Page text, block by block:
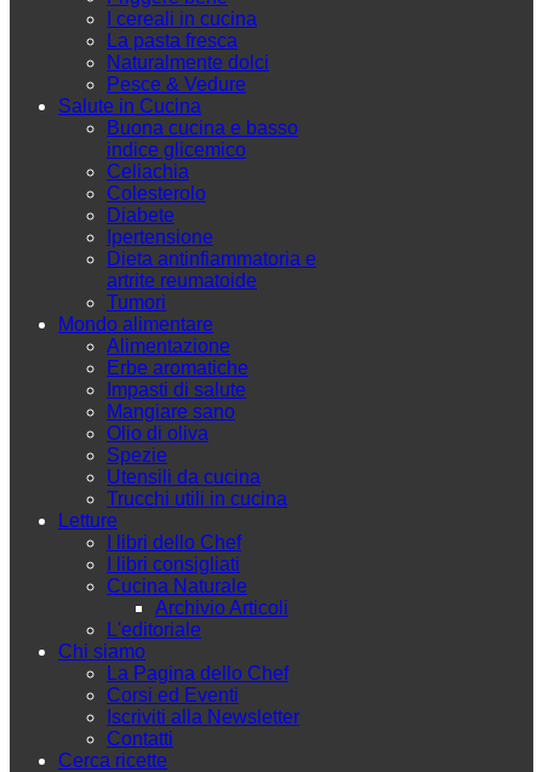
I cereali in cucina
La pasta fresca
Naturalmente dolci
Pesce & Vedure
Salute in Cucina
Buona cucina e basso
indice glicemico
Celiachia
Colesterolo
Diabete
Ipertensione
Dieta antinfiammatoria e
artrite reumatoide
Tumori
Mondo alimentare
Alimentazione
Erbe aromatiche
Impasti di salute
Mangiare sano
Olio di oliva
Spezie
Utensili da cucina
Trucchi utili in cucina
Letture
I libri dello Chef
I libri consigliati
Cucina Naturale
Archivio Articoli
L'editoriale
Chi siamo
La Pagina dello Chef
Corsi ed Eventi
Iscriviti alla Newsletter
Contatti
Cerca ricette